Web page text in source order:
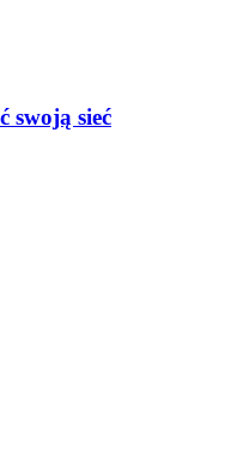
swoją sieć